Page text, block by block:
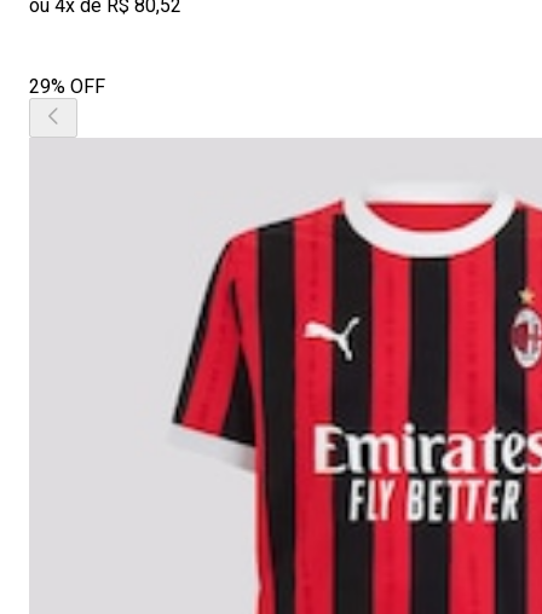
ou 4x de R$ 80,52
29% OFF